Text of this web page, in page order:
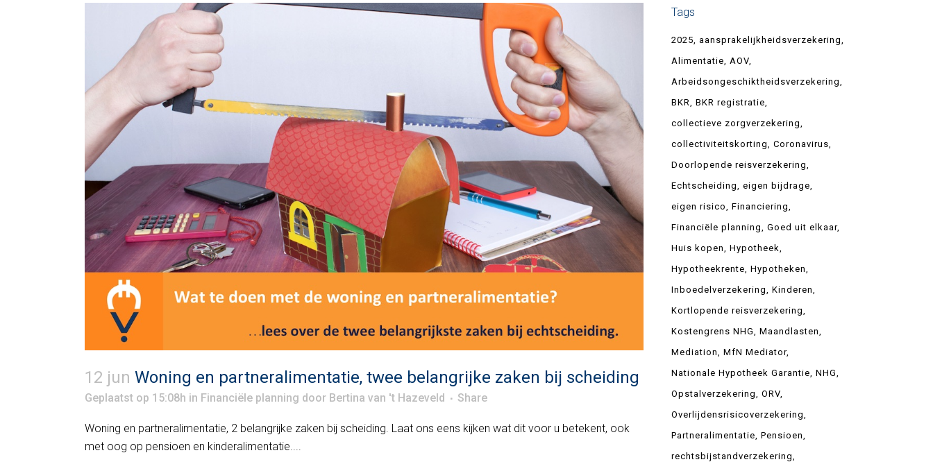
12 jun Woning en partneralimentatie, twee belangrijke zaken bij scheiding
Geplaatst op 15:08h in Financiële planning door Bertina van 't Hazeveld Share
Woning en partneralimentatie, 2 belangrijke zaken bij scheiding. Laat ons eens kijken wat dit voor u betekent, ook
met oog op pensioen en kinderalimentatie....
Tags
2025 aansprakelijkheidsverzekering
Alimentatie AOV
Arbeidsongeschiktheidsverzekering
BKR BKR registratie
collectieve zorgverzekering
collectiviteitskorting
Coronavirus
Doorlopende reisverzekering
Echtscheiding
eigen bijdrage
eigen risico
Financiering
Financiële planning
Goed uit elkaar
Huis kopen
Hypotheek
Hypotheekrente Hypotheken
Inboedelverzekering
Kinderen
Kortlopende reisverzekering
Kostengrens NHG
Maandlasten
Mediation
MfN Mediator
Nationale Hypotheek Garantie NHG
Opstalverzekering
ORV
Overlijdensrisicoverzekering
Partneralimentatie Pensioen
rechtsbijstandverzekering